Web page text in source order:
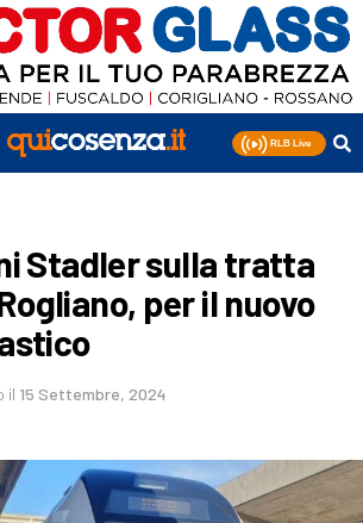
Stadler sulla tratta
per il nuovo
il 15 Settembre, 2024